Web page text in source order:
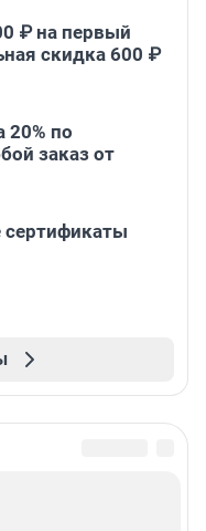
₽ на первый
скидка 600 ₽
20% по
заказ от
сертификаты